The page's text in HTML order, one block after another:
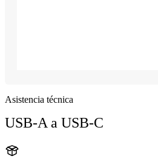
Asistencia técnica
USB-A a USB-C